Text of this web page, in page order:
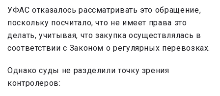
УФАС отказалось рассматривать это обращение,
поскольку посчитало, что не имеет права это
делать, учитывая, что закупка осуществлялась в
соответствии с Законом о регулярных перевозках.
Однако суды не разделили точку зрения
контролеров: